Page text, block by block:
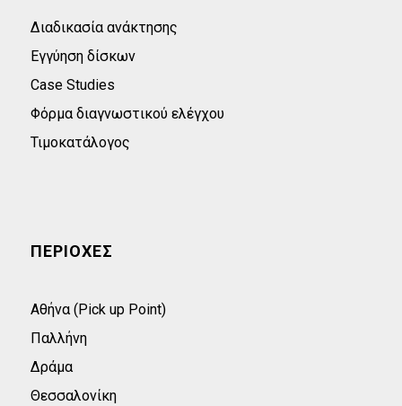
Διαδικασία ανάκτησης
Εγγύηση δίσκων
Case Studies
Φόρμα διαγνωστικού ελέγχου
Τιμοκατάλογος
ΠΕΡΙΟΧΕΣ
Αθήνα (Pick up Point)
Παλλήνη
Δράμα
Θεσσαλονίκη